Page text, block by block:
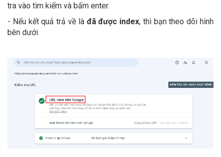
tra vào tìm kiếm và bấm enter.
- Nếu kết quả trả về là đã được index, thì bạn theo dõi hình
bên dưới